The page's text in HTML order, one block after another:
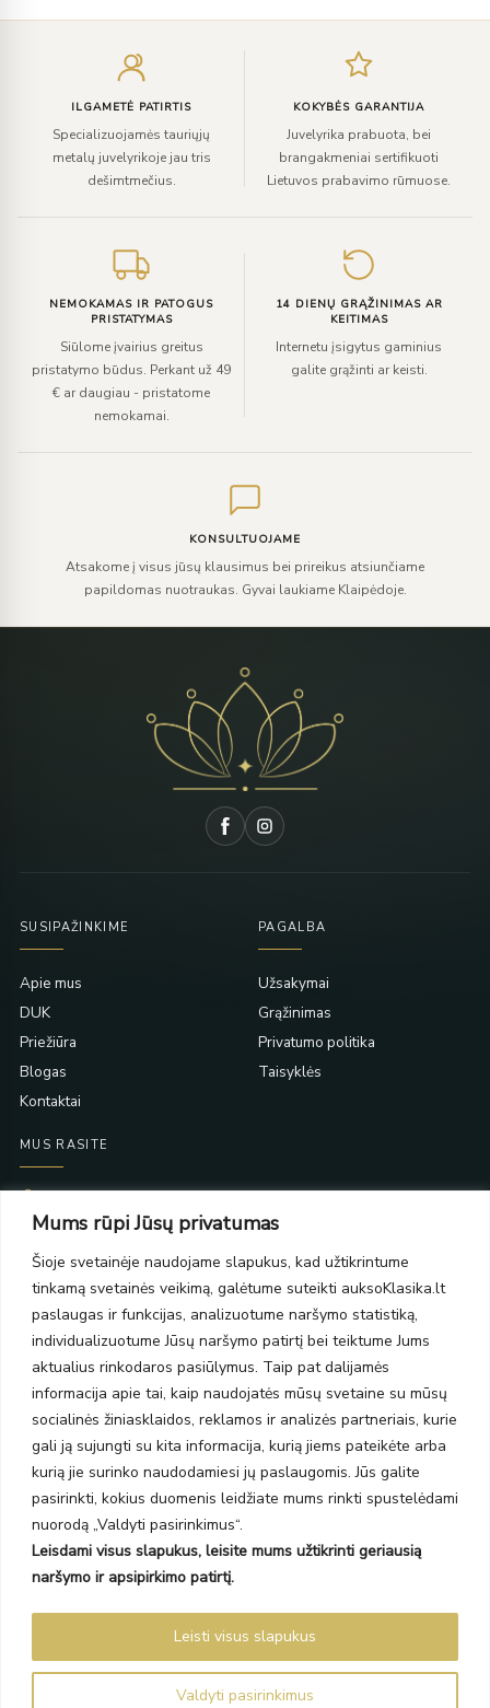
Mums rūpi Jūsų privatumas
Šioje svetainėje naudojame slapukus, kad užtikrintume
tinkamą svetainės veikimą, galėtume suteikti auksoKlasika.lt
paslaugas ir funkcijas, analizuotume naršymo statistiką,
individualizuotume Jūsų naršymo patirtį bei teiktume Jums
aktualius rinkodaros pasiūlymus. Taip pat dalijamės
informacija apie tai, kaip naudojatės mūsų svetaine su mūsų
socialinės žiniasklaidos, reklamos ir analizės partneriais, kurie
gali ją sujungti su kita informacija, kurią jiems pateikėte arba
kurią jie surinko naudodamiesi jų paslaugomis. Jūs galite
pasirinkti, kokius duomenis leidžiate mums rinkti spustelėdami
nuorodą „Valdyti pasirinkimus“.
Leisdami visus slapukus, leisite mums užtikrinti geriausią
naršymo ir apsipirkimo patirtį.
Valdyti pasirinkimus
Leisti visus slapukus
ILGAMETĖ PATIRTIS
Specializuojamės tauriųjų
metalų juvelyrikoje jau tris
dešimtmečius.
KOKYBĖS GARANTIJA
Juvelyrika prabuota, bei
brangakmeniai sertifikuoti
Lietuvos prabavimo rūmuose.
NEMOKAMAS IR PATOGUS
PRISTATYMAS
Siūlome įvairius greitus
pristatymo būdus. Perkant už 49
€ ar daugiau - pristatome
nemokamai.
14 DIENŲ GRĄŽINIMAS AR
KEITIMAS
Internetu įsigytus gaminius
galite grąžinti ar keisti.
KONSULTUOJAME
Atsakome į visus jūsų klausimus bei prireikus atsiunčiame
papildomas nuotraukas. Gyvai laukiame Klaipėdoje.
SUSIPAŽINKIME
Apie mus
DUK
Priežiūra
Blogas
Kontaktai
PAGALBA
Užsakymai
Grąžinimas
Privatumo politika
Taisyklės
MUS RASITE
PC Molas, Klaipėda
PC BIG 2, Klaipėda
Šilutės pl. 35
PC Banginis, Klaipėda
NAUJIENLAIŠKIS
Prenumeruokite ir gaukite pasiūlymus, naujienas bei riboto
leidimo kolekcijas.
SIŲSTI
Auksoklasika.lt © 2026 Visos teisės saugomos